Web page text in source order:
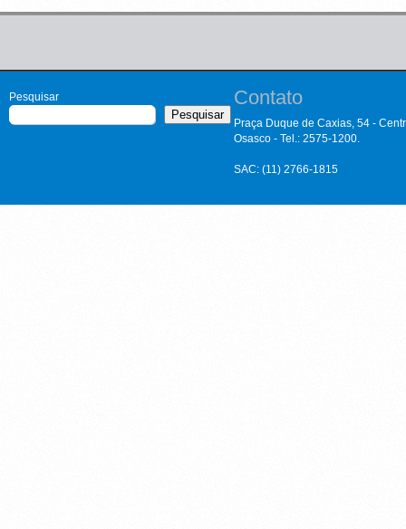
Pesquisar
Pesquisar
Contato
Praça Duque de Caxias, 54 -
Osasco - Tel.: 2575-1200.
SAC: (11) 2766-1815